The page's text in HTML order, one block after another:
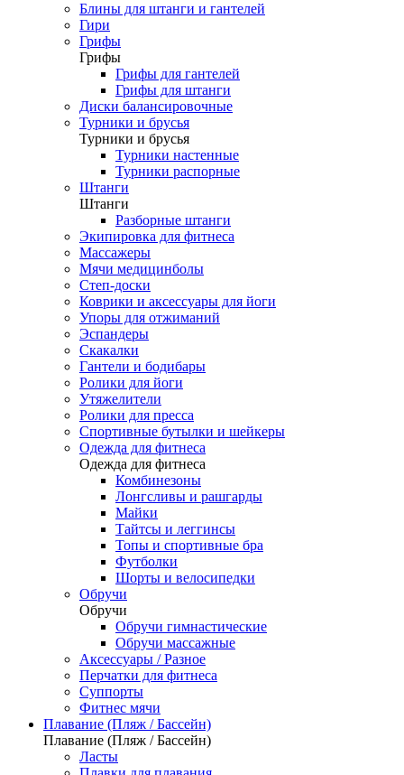
Блины для штанги и гантелей
Гири
Грифы
Грифы
Грифы для гантелей
Грифы для штанги
Диски балансировочные
Турники и брусья
Турники и брусья
Турники настенные
Турники распорные
Штанги
Штанги
Разборные штанги
Экипировка для фитнеса
Массажеры
Мячи медицинболы
Степ-доски
Коврики и аксессуары для йоги
Упоры для отжиманий
Эспандеры
Скакалки
Гантели и бодибары
Ролики для йоги
Утяжелители
Ролики для пресса
Спортивные бутылки и шейкеры
Одежда для фитнеса
Одежда для фитнеса
Комбинезоны
Лонгсливы и рашгарды
Майки
Тайтсы и леггинсы
Топы и спортивные бра
Футболки
Шорты и велосипедки
Обручи
Обручи
Обручи гимнастические
Обручи массажные
Аксессуары / Разное
Перчатки для фитнеса
Суппорты
Фитнес мячи
Плавание (Пляж / Бассейн)
Плавание (Пляж / Бассейн)
Ласты